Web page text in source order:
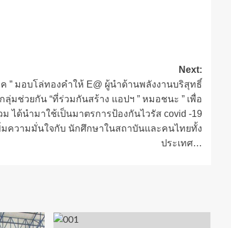
Next:
ค ” มอบโล่ทองคำให้ E@ ผู้นำด้านพลังงานบริสุทธิ์
กลุ่มช่วยกัน “ที่ร่วมกันสร้าง แอปฯ ” หมอชนะ ” เพื่อ
ม ได้นำมาใช้เป็นมาตรการป้องกันไวรัส covid -19
มความมั่นใจกับ นักศึกษาในสถาบันและคนไทยทั้ง
ประเทศ…